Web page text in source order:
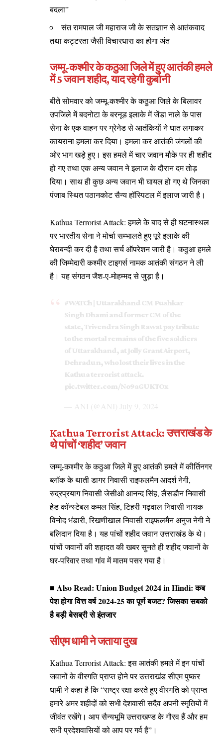
बदला”
संत रामपाल जी महाराज जी के सतज्ञान से आतंकवाद
तथा कट्टरता जैसी विचारधारा का होगा अंत
जम्मू-कश्मीर के कठुआ जिले में हुए आतंकी हमले
में 5 जवान शहीद, याद रहेगी कुर्बानी
बीते सोमवार को जम्मू-कश्मीर के कठुआ जिले के बिलावर
उपजिले में बदनोटा के बरनूड इलाके में जेंडा नाले के पास
सेना के एक वाहन पर ग्रेनेड से आतंकियों ने घात लगाकर
कायराना हमला कर दिया। हमला कर आतंकी जंगलों की
ओर भाग खड़े हुए। इस हमले में चार जवान मौके पर ही शहीद
हो गए तथा एक अन्य जवान ने इलाज के दौरान दम तोड़
दिया। साथ ही कुछ अन्य जवान भी घायल हो गए थे जिनका
पंजाब स्थित पठानकोट सैन्य हॉस्पिटल में इलाज जारी है।
Kathua Terrorist Attack: हमले के बाद से ही घटनास्थल
पर भारतीय सेना ने मोर्चा सम्भालते हुए पूरे इलाके की
घेराबन्दी कर दी है तथा सर्च ऑपरेशन जारी है। कठुआ हमले
की जिम्मेदारी कश्मीर टाइगर्स नामक आतंकी संगठन ने ली
है। यह संगठन जैश-ए-मोहम्मद से जुड़ा है।
#WATCh | Uttarakhand CM Pushkar
Singh Dhami and former CM of the
state, Trivendra Singh Rawat pay tribute
to the mortal remains of the five soldiers
of Uttarakhand, at Jolly Grant Airport,
Dehradun, who lost their lives in the
Kathua terrorist attack.
pic.twitter.com/No9aGUKTOx
— ANI (@ANI) July 9, 2024
Kathua Terrorist Attack: उत्तराखंड के
थे पांचों ‘शहीद’ जवान
जम्मू-कश्मीर के कठुआ जिले में हुए आतंकी हमले में कीर्तिनगर
ब्लॉक के थाती डागर निवासी राइफलमैन आदर्श नेगी,
रुद्रप्रयाग निवासी जेसीओ आनन्द सिंह, लैंसडौन निवासी
हेड कॉन्स्टेबल कमल सिंह, टिहरी-गढ़वाल निवासी नायक
विनोद भंडारी, रिखणीखाल निवासी राइफलमैन अनुज नेगी ने
बलिदान दिया है। यह पांचों शहीद जवान उत्तराखंड के थे।
पांचों जवानों की शहादत की खबर सुनते ही शहीद जवानों के
घर-परिवार तथा गांव में मातम पसर गया है।
■ Also Read: Union Budget 2024 in Hindi: कब
पेश होगा वित्त वर्ष 2024-25 का पूर्ण बजट? जिसका सबको
है बड़ी बेसब्री से इंतजार
सीएम धामी ने जताया दुख
Kathua Terrorist Attack: इस आतंकी हमले में इन पांचों
जवानों के वीरगति प्राप्त होने पर उत्तराखंड सीएम पुष्कर
धामी ने कहा है कि “राष्ट्र रक्षा करते हुए वीरगति को प्राप्त
हमारे अमर शहीदों को सभी देशवासी सदैव अपनी स्मृतियों में
जीवंत रखेंगे। आप सैन्यभूमि उत्तराखण्ड के गौरव हैं और हम
सभी प्रदेशवासियों को आप पर गर्व है”।